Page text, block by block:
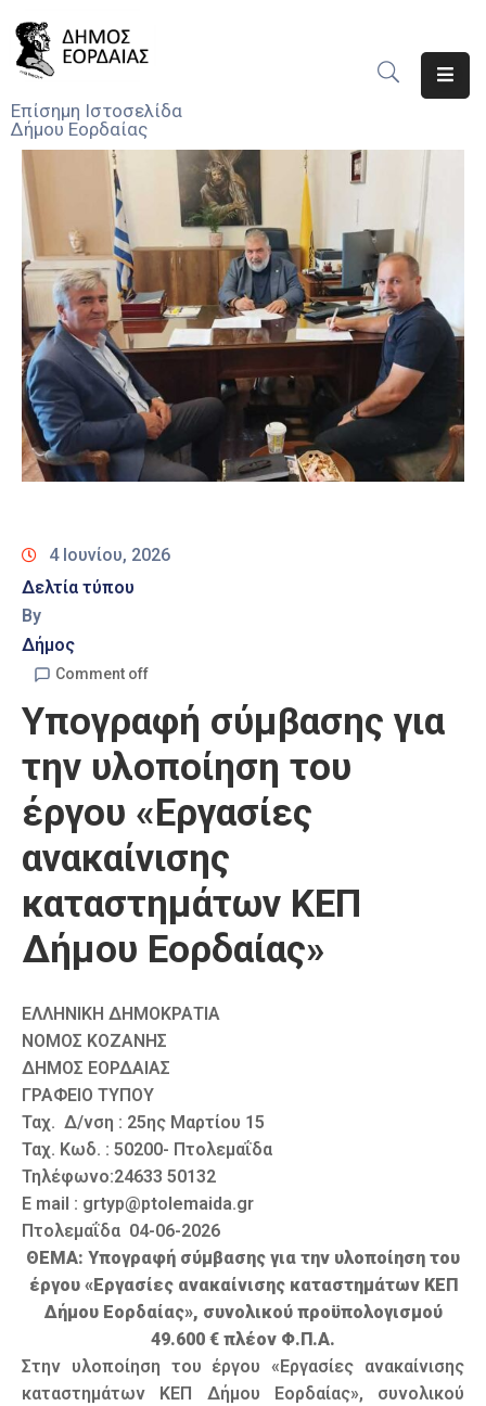
Επίσημη Ιστοσελίδα
Δήμου Εορδαίας
Ο
Δήμος
Νέα
Υπηρεσίες
Του
Δήμου
Προσκλήσεις
Αποφάσεις
Τηλέφωνα
4 Ιουνίου, 2026
Δελτία τύπου
By
Δήμος
Comment off
Υπογραφή σύμβασης για
την υλοποίηση του
έργου «Εργασίες
ανακαίνισης
καταστημάτων ΚΕΠ
Δήμου Εορδαίας»
ΕΛΛΗΝΙΚΗ ΔΗΜΟΚΡΑΤΙΑ
ΝΟΜΟΣ ΚΟΖΑΝΗΣ
ΔΗΜΟΣ ΕΟΡΔΑΙΑΣ
ΓΡΑΦΕΙΟ ΤΥΠΟΥ
Ταχ. Δ/νση : 25ης Μαρτίου 15
Ταχ. Κωδ. : 50200- Πτολεμαΐδα
Τηλέφωνο:24633 50132
E mail : grtyp@ptolemaida.gr
Πτολεμαΐδα 04-06-2026
ΘΕΜΑ: Υπογραφή σύμβασης για την υλοποίηση του
έργου «Εργασίες ανακαίνισης καταστημάτων ΚΕΠ
Δήμου Εορδαίας», συνολικού προϋπολογισμού
49.600 € πλέον Φ.Π.Α.
Στην υλοποίηση του έργου «Εργασίες ανακαίνισης
καταστημάτων ΚΕΠ Δήμου Εορδαίας», συνολικού